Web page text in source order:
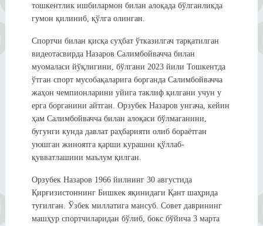
тошкентлик ишбилармон билан алоқада бўлганликда
гумон қилиниб, қўлга олинган.
Спортчи билан қисқа суҳбат ўтказилгач тарқатилган
видеотасвирда Назаров Салимбойвачча билан
муомаласи йўқлигини, бўлгани 2023 йили Тошкентда
ўтган спорт мусобақаларига борганда Салимбойвачча
жаҳон чемпионларини уйига таклиф қилгани учун у
ерга борганини айтган. Орзубек Назаров унгача, кейин
ҳам Салимбойвачча билан алоқаси бўлмаганини,
бугунги кунда давлат раҳбарияти олиб бораётган
уюшган жиноятга қарши курашни қўллаб-
қувватлашини маълум қилган.
Орзубек Назаров 1966 йилнинг 30 августида
Қирғизистоннинг Бишкек яқинидаги Қант шаҳрида
туғилган. Ўзбек миллатига мансуб. Совет даврининг
машҳур спортчиларидан бўлиб, бокс бўйича 3 марта